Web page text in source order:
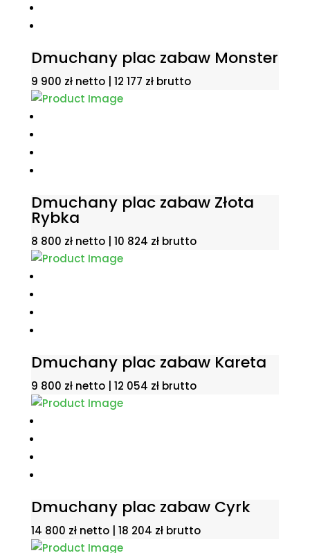
Dmuchany plac zabaw Monster
9 900 zł netto | 12 177 złbrutto
Dmuchany plac zabaw Złota
Rybka
8 800 zł netto | 10 824 złbrutto
Dmuchany plac zabaw Kareta
9 800 zł netto | 12 054 złbrutto
Dmuchany plac zabaw Cyrk
14 800 zł netto | 18 204 złbrutto